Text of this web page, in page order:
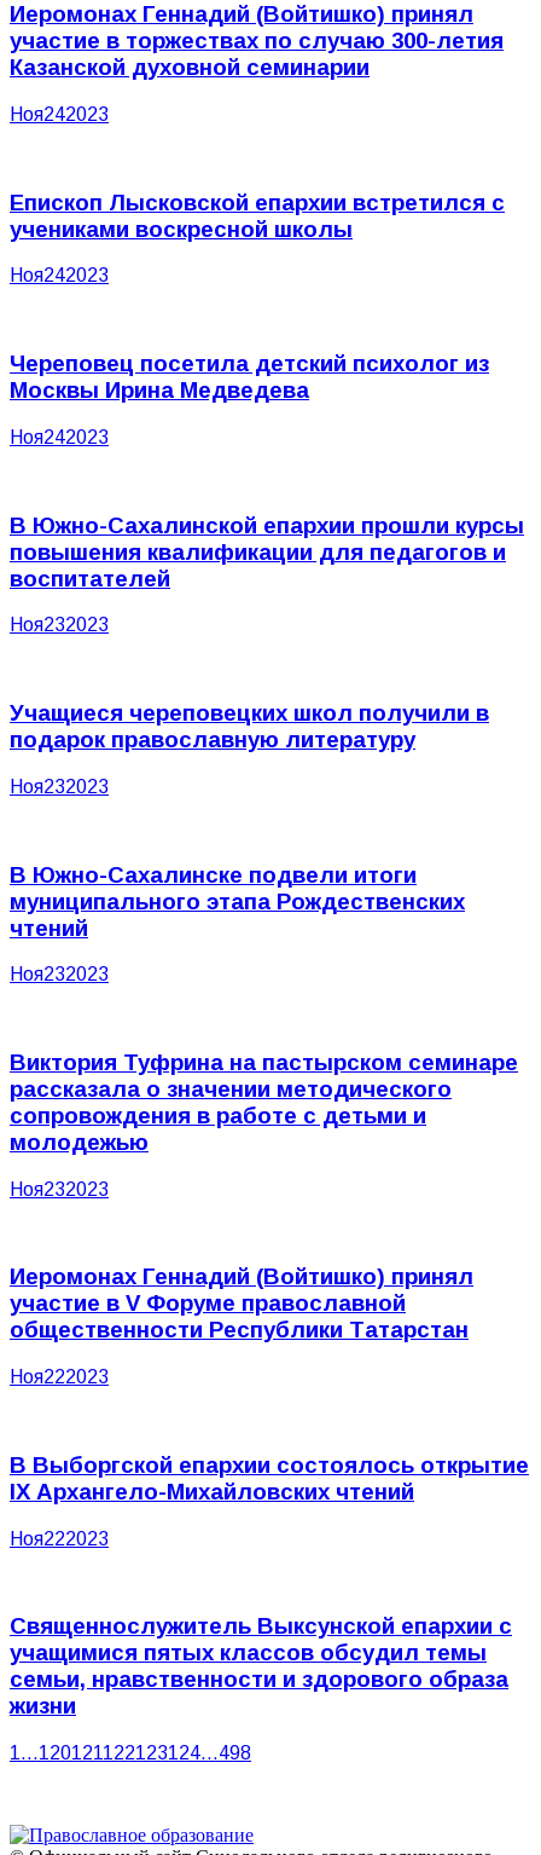
Иеромонах Геннадий (Войтишко) принял
участие в торжествах по случаю 300-летия
Казанской духовной семинарии
Ноя242023
Епископ Лысковской епархии встретился с
учениками воскресной школы
Ноя242023
Череповец посетила детский психолог из
Москвы Ирина Медведева
Ноя242023
В Южно-Сахалинской епархии прошли курсы
повышения квалификации для педагогов и
воспитателей
Ноя232023
Учащиеся череповецких школ получили в
подарок православную литературу
Ноя232023
В Южно-Сахалинске подвели итоги
муниципального этапа Рождественских
чтений
Ноя232023
Виктория Туфрина на пастырском семинаре
рассказала о значении методического
сопровождения в работе с детьми и
молодежью
Ноя232023
Иеромонах Геннадий (Войтишко) принял
участие в V Форуме православной
общественности Республики Татарстан
Ноя222023
В Выборгской епархии состоялось открытие
IX Архангело-Михайловских чтений
Ноя222023
Священнослужитель Выксунской епархии с
учащимися пятых классов обсудил темы
семьи, нравственности и здорового образа
жизни
1…120121122123124…498